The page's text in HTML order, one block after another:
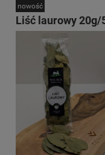
Liść laurowy 20g/
nowość